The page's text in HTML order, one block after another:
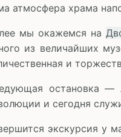
атмосфера храма
мы окажемся на
из величайших
и
остановка —
и сегодня
экскурсия у